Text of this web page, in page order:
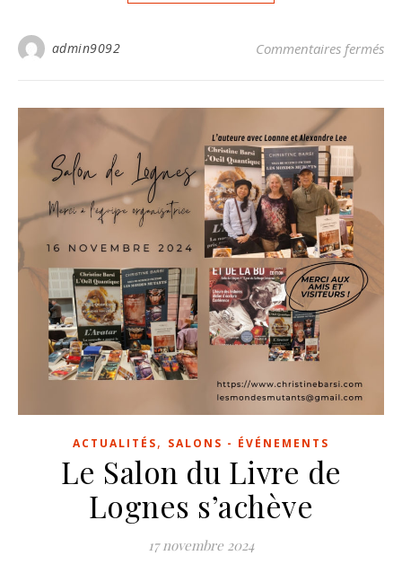
admin9092 Commentaires fermés
ACTUALITÉS, SALONS - ÉVÉNEMENTS
Le Salon du Livre de
Lognes s’achève
17 novembre 2024